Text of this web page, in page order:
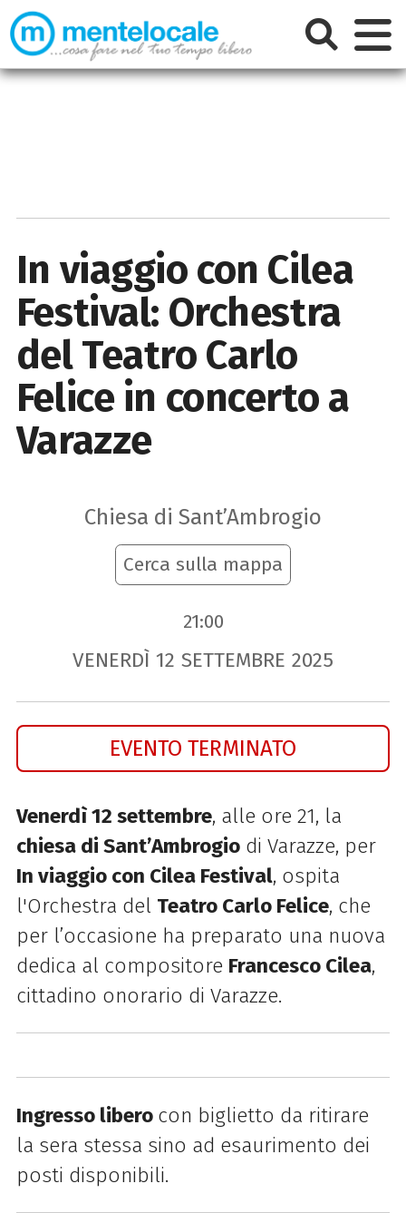
In viaggio con Cilea
Festival: Orchestra
del Teatro Carlo
Felice in concerto a
Varazze
Chiesa di Sant’Ambrogio
Cerca sulla mappa
21:00
VENERDÌ 12 SETTEMBRE 2025
EVENTO TERMINATO
Venerdì 12 settembre, alle ore 21, la
chiesa di Sant’Ambrogiodi Varazze, per
In viaggio con Cilea Festival, ospita
l'Orchestra del Teatro Carlo Felice, che
per l’occasione ha preparato una nuova
dedica al compositore Francesco Cilea,
cittadino onorario di Varazze.
Ingresso libero con biglietto da ritirare
la sera stessa sino ad esaurimento dei
posti disponibili.